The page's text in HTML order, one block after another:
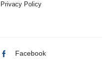
Privacy Policy
Facebook